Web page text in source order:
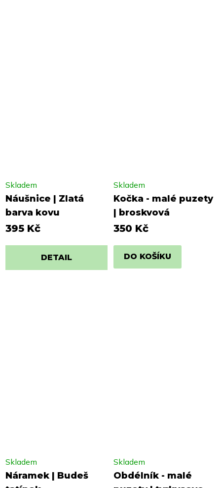
Náušnice | Zlatá
barva kovu
Skladem
395 Kč
DETAIL
Kočka - malé puzety
| broskvová
Skladem
350 Kč
DO KOŠÍKU
Náramek | Budeš
Skladem
Obdélník - malé
Skladem